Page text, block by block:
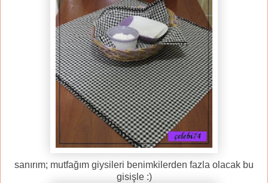
sanırım; mutfağım giysileri benimkilerden fazla olacak bu
gisişle :)